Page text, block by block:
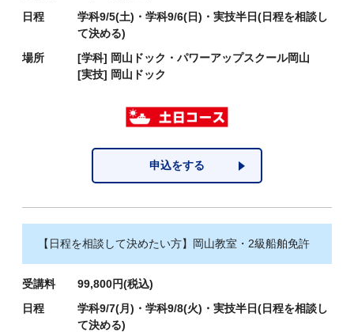
日程
学科9/5(土)・学科9/6(日)・実技半日(日程を相談し
て決める)
場所
[学科] 岡山ドック・パワーアップスクール岡山
[実技] 岡山ドック
申込をする
【日程を相談して決めたい方】岡山教室・2級船舶免許
受講料
99,800円(税込)
日程
学科9/7(月)・学科9/8(火)・実技半日(日程を相談し
て決める)